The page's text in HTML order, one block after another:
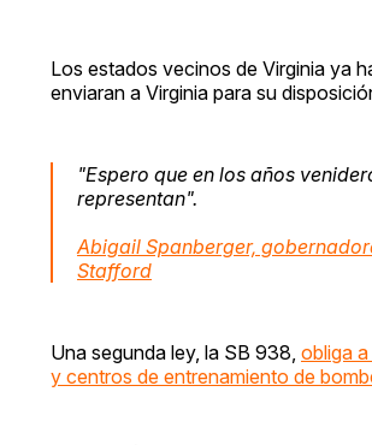
Los estados vecinos de Virginia ya
enviaran a Virginia para su
"Espero que en los años
representan".
Abigail Spanberger,
Stafford
Una segunda ley, la SB 938, obliga
y centros de entrenamiento de